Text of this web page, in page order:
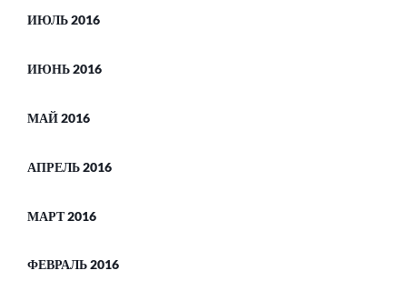
ИЮЛЬ 2016
ИЮНЬ 2016
МАЙ 2016
АПРЕЛЬ 2016
МАРТ 2016
ФЕВРАЛЬ 2016